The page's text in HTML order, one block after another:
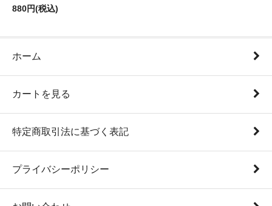
880円(税込)
ホーム
カートを見る
特定商取引法に基づく表記
プライバシーポリシー